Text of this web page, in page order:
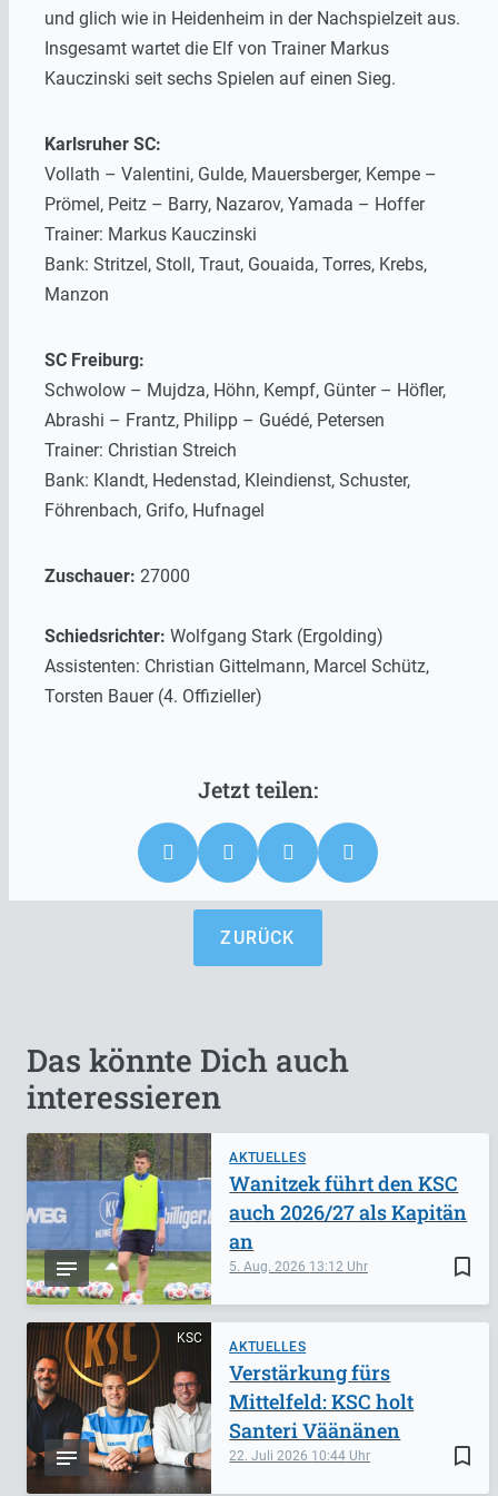
und glich wie in Heidenheim in der Nachspielzeit aus.
Insgesamt wartet die Elf von Trainer Markus
Kauczinski seit sechs Spielen auf einen Sieg.
Karlsruher SC:
Vollath – Valentini, Gulde, Mauersberger, Kempe –
Prömel, Peitz – Barry, Nazarov, Yamada – Hoffer
Trainer: Markus Kauczinski
Bank: Stritzel, Stoll, Traut, Gouaida, Torres, Krebs,
Manzon
SC Freiburg:
Schwolow – Mujdza, Höhn, Kempf, Günter – Höfler,
Abrashi – Frantz, Philipp – Guédé, Petersen
Trainer: Christian Streich
Bank: Klandt, Hedenstad, Kleindienst, Schuster,
Föhrenbach, Grifo, Hufnagel
Zuschauer: 27000
Schiedsrichter: Wolfgang Stark (Ergolding)
Assistenten: Christian Gittelmann, Marcel Schütz,
Torsten Bauer (4. Offizieller)
ZURÜCK
Das könnte Dich auch
interessieren
AKTUELLES
bookmark_border
5. Aug. 2026 13:12
Wanitzek führt den KSC
auch 2026/27 als Kapitän
an
KSC
AKTUELLES
bookmark_border
22. Juli 2026 10:44
Verstärkung fürs
Mittelfeld: KSC holt
Santeri Väänänen